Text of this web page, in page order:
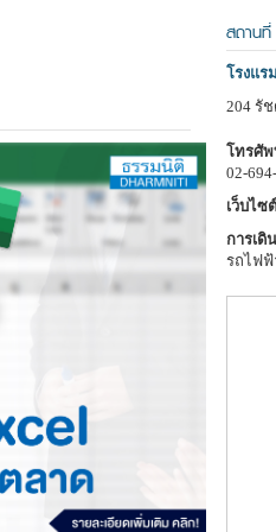
สถานที่
โรงแร
204 รั
โทรศั
02-
เว็บไซ
การเดิ
รถไฟฟ้